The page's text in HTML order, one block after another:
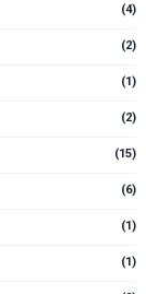
(4)
(2)
(1)
(2)
(15)
(6)
(1)
(1)